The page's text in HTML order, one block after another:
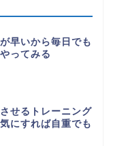
早いから毎日でも
ってみる
せるトレーニング
にすれば自重でも